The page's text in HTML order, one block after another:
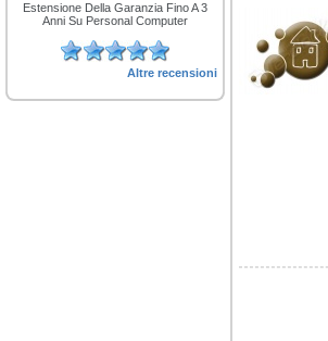
Estensione Della Garanzia Fino A 3
Anni Su Personal Computer
Altre recensioni